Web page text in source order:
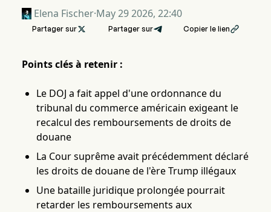
Elena Fischer·May 29 2026, 22:40
Partager sur Partager sur Copier le lien
Points clés à retenir :
Le DOJ a fait appel d'une ordonnance du
tribunal du commerce américain exigeant le
recalcul des remboursements de droits de
douane
La Cour suprême avait précédemment déclaré
les droits de douane de l'ère Trump illégaux
Une bataille juridique prolongée pourrait
retarder les remboursements aux